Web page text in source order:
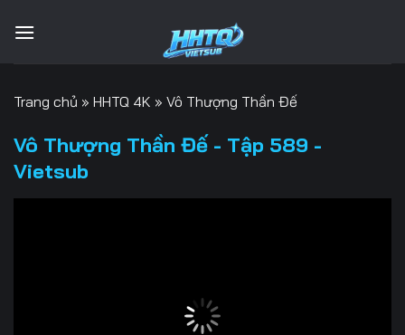
qua
Trang chủ » HHTQ 4K » Vô Thượng Thần Đế
Vô Thượng Thần Đế - Tập 589 -
Vietsub